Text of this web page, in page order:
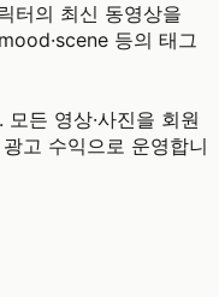
터의 최신 동영상을
등의 태그
든 영상·사진을 회원
고 수익으로 운영합니